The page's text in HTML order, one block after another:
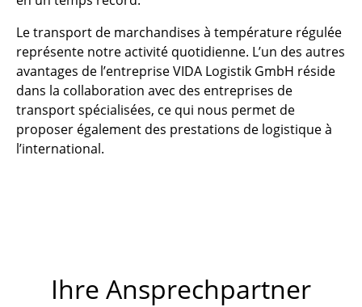
Le transport de marchandises à température régulée
représente notre activité quotidienne. L’un des autres
avantages de l’entreprise VIDA Logistik GmbH réside
dans la collaboration avec des entreprises de
transport spécialisées, ce qui nous permet de
proposer également des prestations de logistique à
l’international.
Ihre Ansprechpartner